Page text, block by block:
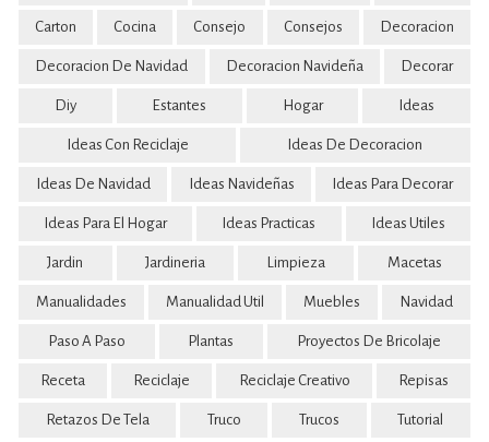
Carton Cocina Consejo Consejos Decoracion
Decoracion De Navidad Decoracion Navideña Decorar
Diy Estantes Hogar Ideas
Ideas Con Reciclaje Ideas De Decoracion
Ideas De Navidad Ideas Navideñas Ideas Para Decorar
Ideas Para El Hogar Ideas Practicas Ideas Utiles
Jardin Jardineria Limpieza Macetas
Manualidades Manualidad Util Muebles Navidad
Paso A Paso Plantas Proyectos De Bricolaje
Receta Reciclaje Reciclaje Creativo Repisas
Retazos De Tela Truco Trucos Tutorial